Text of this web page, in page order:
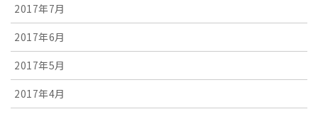
2017年7月
2017年6月
2017年5月
2017年4月